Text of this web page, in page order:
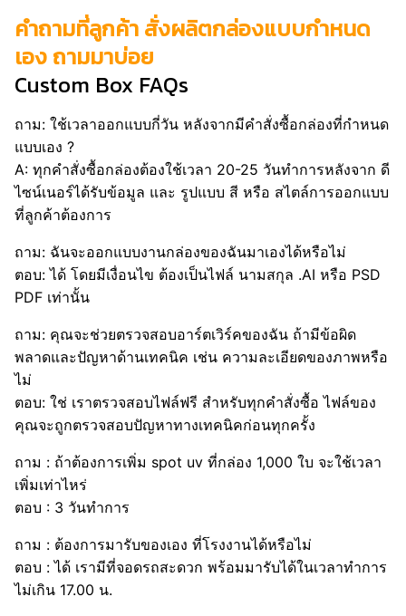
คำถามที่ลูกค้า สั่งผลิตกล่องแบบกำหนด
เอง ถามมาบ่อย
Custom Box FAQs
ถาม: ใช้เวลาออกแบบกี่วัน หลังจากมีคำสั่งซื้อกล่องที่กำหนด
แบบเอง ?
A: ทุกคำสั่งซื้อกล่องต้องใช้เวลา 20-25 วันทำการหลังจาก ดี
ไซน์เนอร์ได้รับข้อมูล และ รูปแบบ สี หรือ สไตล์การออกแบบ
ที่ลูกค้าต้องการ
ถาม: ฉันจะออกแบบงานกล่องของฉันมาเองได้หรือไม่
ตอบ: ได้ โดยมีเงื่อนไข ต้องเป็นไฟล์ นามสกุล .AI หรือ PSD
PDF เท่านั้น
ถาม: คุณจะช่วยตรวจสอบอาร์ตเวิร์คของฉัน ถ้ามีข้อผิด
พลาดและปัญหาด้านเทคนิค เช่น ความละเอียดของภาพหรือ
ไม่
ตอบ: ใช่ เราตรวจสอบไฟล์ฟรี สำหรับทุกคำสั่งซื้อ ไฟล์ของ
คุณจะถูกตรวจสอบปัญหาทางเทคนิคก่อนทุกครั้ง
ถาม : ถ้าต้องการเพิ่ม spot uv ที่กล่อง 1,000 ใบ จะใช้เวลา
เพิ่มเท่าไหร่
ตอบ : 3 วันทำการ
ถาม : ต้องการมารับของเอง ที่โรงงานได้หรือไม่
ตอบ : ได้ เรามีที่จอดรถสะดวก พร้อมมารับได้ในเวลาทำการ
ไม่เกิน 17.00 น.